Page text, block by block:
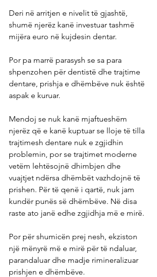
Deri në arritjen e nivelit të gjashtë,
shumë njerëz kanë investuar tashmë
mijëra euro në kujdesin dentar.
Por pa marrë parasysh se sa para
shpenzohen për dentistë dhe trajtime
dentare, prishja e dhëmbëve nuk është
aspak e kuruar.
Mendoj se nuk kanë mjaftueshëm
njerëz që e kanë kuptuar se lloje të tilla
trajtimesh dentare nuk e zgjidhin
problemin, por se trajtimet moderne
vetëm lehtësojnë dhimbjen dhe
vuajtjet ndërsa dhëmbët vazhdojnë të
prishen. Për të qenë i qartë, nuk jam
kundër punës së dhëmbëve. Në disa
raste ato janë edhe zgjidhja më e mirë.
Por për shumicën prej nesh, ekziston
një mënyrë më e mirë për të ndaluar,
parandaluar dhe madje rimineralizuar
prishjen e dhëmbëve.